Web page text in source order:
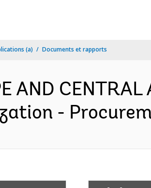
(a) Documents et rapports
AND
-